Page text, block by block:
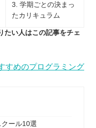
3. 学期ごとの決まっ
たカリキュラム
たい人はこの記事をチェ
すめのプログラミング
ール10選